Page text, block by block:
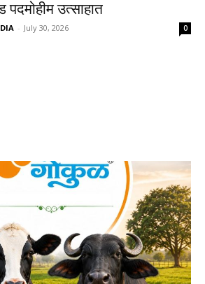
पदमोहीम उत्साहात
- July 30, 2026 0